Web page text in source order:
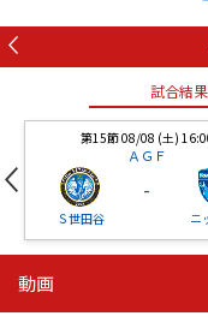
試合結果
第15節 08/08 (土)
ＡＧＦ
Ｓ世田谷
-
ニ
ニッパツ
動画